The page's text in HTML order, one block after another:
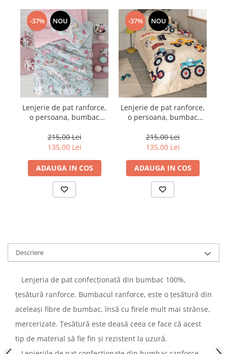
-37% NOU
Lenjerie de pat ranforce,
o persoana, bumbac
- Pink
215,00 Lei
135,00 Lei
ADAUGA IN COS
-37% NOU
Lenjerie de pat ranforce,
o persoana, bumbac
Beige
215,00 Lei
135,00 Lei
ADAUGA IN COS
Descriere
Lenjeria de pat confecționată din bumbac 100%,
țesătură ranforce. Bumbacul ranforce, este o țesătură din
aceleași fibre de bumbac, însă cu firele mult mai strânse,
mercerizate. Țesătură este deasă ceea ce face că acest
tip de material să fie fin și rezistent la uzură.